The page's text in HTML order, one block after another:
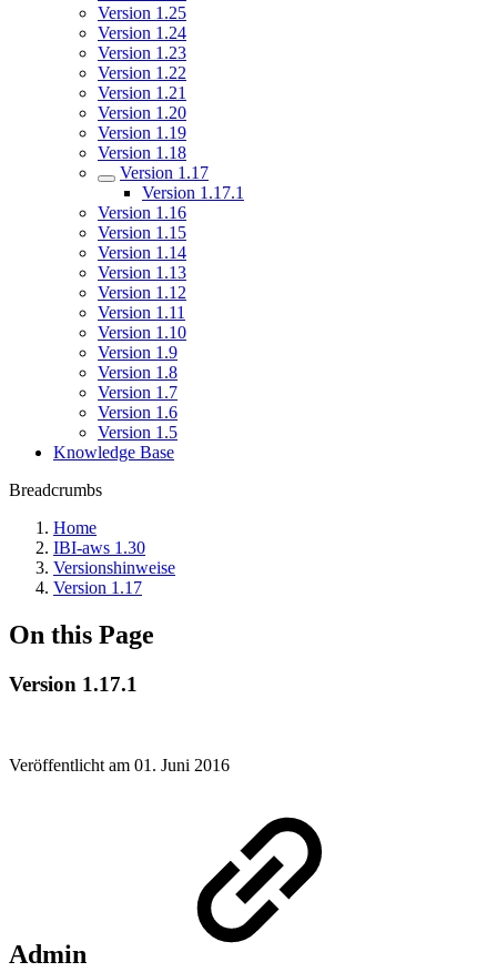
Version 1.25
Version 1.24
Version 1.23
Version 1.22
Version 1.21
Version 1.20
Version 1.19
Version 1.18
Version 1.17
Version 1.17.1
Version 1.16
Version 1.15
Version 1.14
Version 1.13
Version 1.12
Version 1.11
Version 1.10
Version 1.9
Version 1.8
Version 1.7
Version 1.6
Version 1.5
Knowledge Base
Breadcrumbs
Home
IBI-aws 1.30
Versionshinweise
Version 1.17
On this Page
Version 1.17.1
Veröffentlicht am 01. Juni 2016
Admin